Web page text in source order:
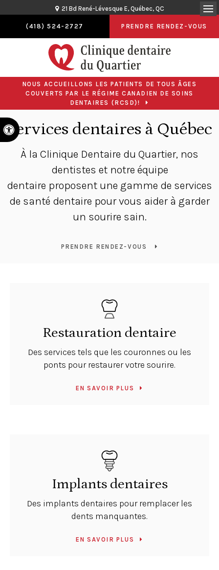
Version accessible
21 Bd René-Lévesque E Québec QC
(418) 524-2727 PRENDRE RENDEZ-VOUS
NOUS ACCUEILLONS LES PATIENTS DE TOUS ÂGES
COUVERTS PAR LE RÉGIME CANADIEN DE SOINS
DENTAIRES (RCSD)!
Services dentaires à Québec
À la Clinique Dentaire du Quartier, nos
dentistes et notre équipe
dentaire proposent une gamme de services
de santé dentaire pour vous aider à garder
un sourire sain.
PRENDRE RENDEZ-VOUS
Restauration dentaire
Des services tels que les couronnes ou les
ponts pour restaurer votre sourire.
EN SAVOIR PLUS
Implants dentaires
Des implants dentaires pour remplacer les
dents manquantes.
EN SAVOIR PLUS